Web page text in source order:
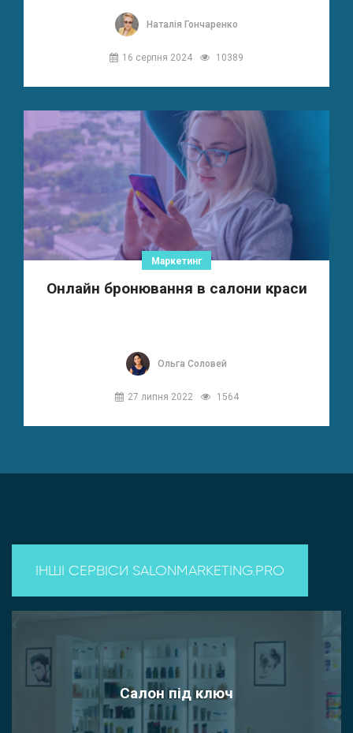
Наталія Гончаренко
16 серпня 2024 10389
Маркетинг
Онлайн бронювання в салони краси
Ольга Соловей
27 липня 2022 1564
ІНШІ СЕРВІСИ SALONMARKETING.PRO
Салон під ключ